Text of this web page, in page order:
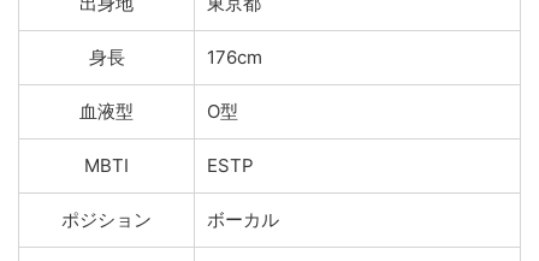
身長 176cm
血液型 O型
MBTI ESTP
ポジション ボーカル